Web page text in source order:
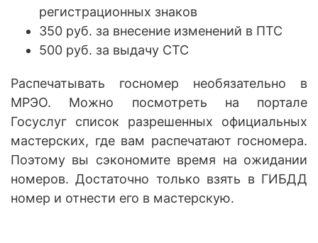
регистрационных знаков
350 руб. за внесение изменений в ПТС
500 руб. за выдачу СТС
Распечатывать госномер необязательно в
МРЭО. Можно посмотреть на портале
Госуслуг список разрешенных официальных
мастерских, где вам распечатают госномера.
Поэтому вы сэкономите время на ожидании
номеров. Достаточно только взять в ГИБДД
номер и отнести его в мастерскую.